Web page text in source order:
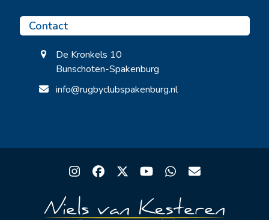
Contact
De Kronkels 10
Bunschoten-Spakenburg
info@rugbyclubspakenburg.nl
Instagram
Facebook
TwitterYouTubeWhatsapp
Email